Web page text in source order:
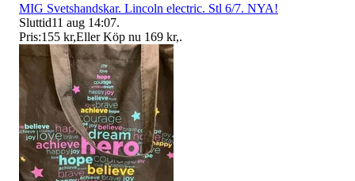
MIG Svetshandskar. Lincoln electric. Stl 6/7. NYA!
Sluttid11 aug 14:07.
Pris:155 kr,Eller Köp nu 169 kr,.